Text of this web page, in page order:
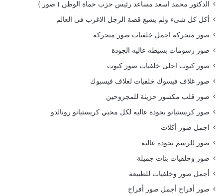
الدكتور محمد اسعد مساعد رئيس حزب حماة الوطن ( صور )
أكل كل شىء ولم يشبع قصة الرجل الاغرب فى العالم
صور متحركة اجمل خلفيات صور متحركة
صور رسومات بسيطه عاليه الجودة
صور كيوت احلى خلفيات صور كيوت
صور غلاف فيسوك خلفيات لغلاف فيسبوك
صور قلب مكسور حزينة للمجروحين
صور كريستيانو بجودة عاليه لكل محبي كريستيانو رونالدو
اجمل صور أكلات
صور للرسم بجودة عالية
صور وخلفيات بنات جميلة
أجمل صور وخلفيات للطبيعة
صور أفراح أجمل صور أفراح